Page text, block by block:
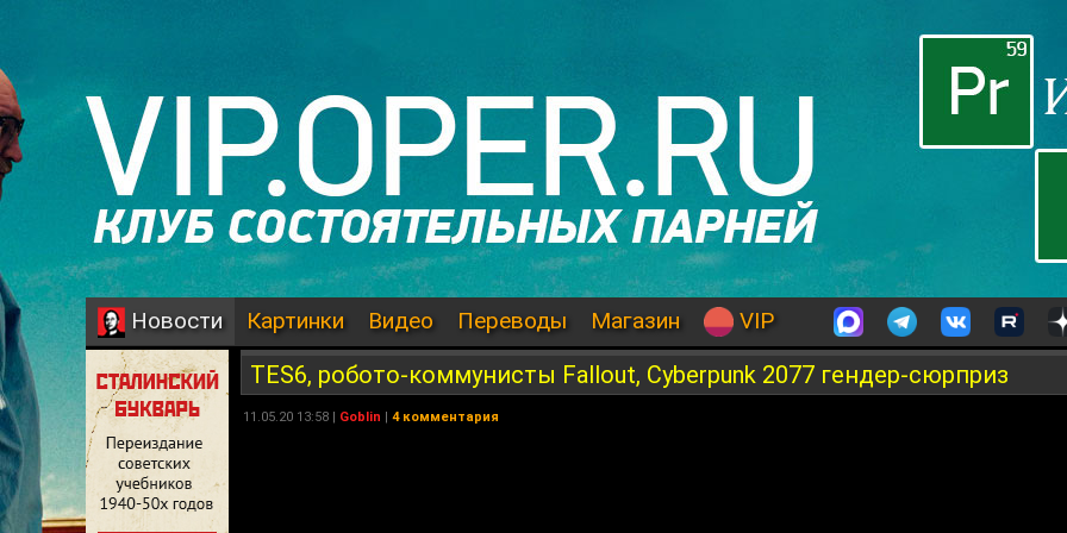
Новости Картинки Видео Переводы Магазин VIP
TES6, робото-коммунисты Fallout, Cyberpunk 2077 гендер-сюрприз
11.05.20 13:58 | Goblin | 4 комментария